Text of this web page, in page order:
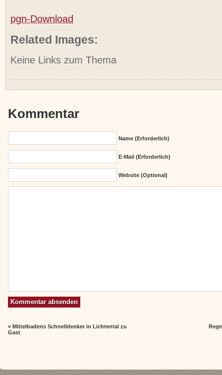
pgn-Download
Related Images:
Keine Links zum Thema
Kommentar
Name (erforderlich)
E-Mail (erforderlich)
Website (Optional)
«Mittelbadens Schnelldenker in Lichtental zu
Gast